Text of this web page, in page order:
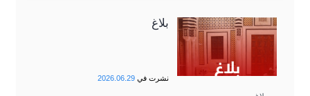
بلاغ
نشرت في 2026.06.29